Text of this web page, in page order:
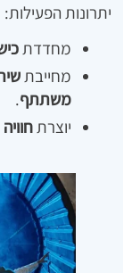
יתרונות הפעילות:
מחדדת
מחייבת
משתתף.
יוצרת